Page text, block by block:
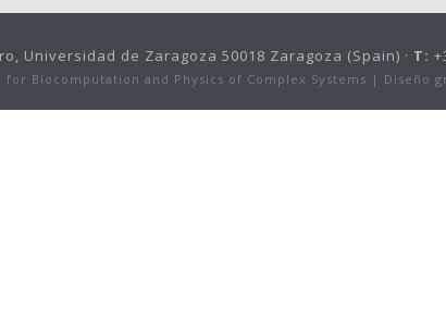
Universidad de Zaragoza 50018 Zaragoza (Spain) · T:
Biocomputation and Physics of Complex Systems | Diseño